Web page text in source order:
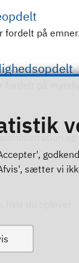
sætter vi
fordelt på emner.
og
du oplever